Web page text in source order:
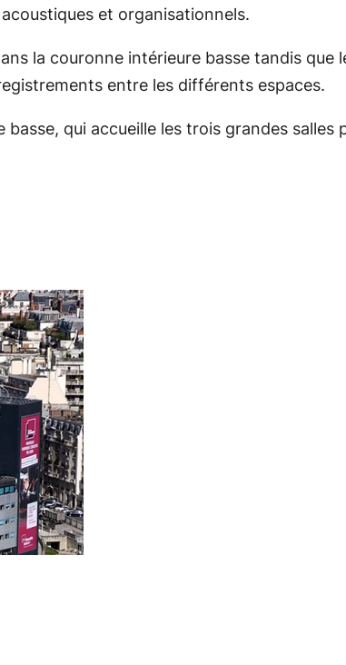
et organisationnels.
la couronne intérieure basse tandis que
entre les différents espaces.
qui accueille les trois grandes salles